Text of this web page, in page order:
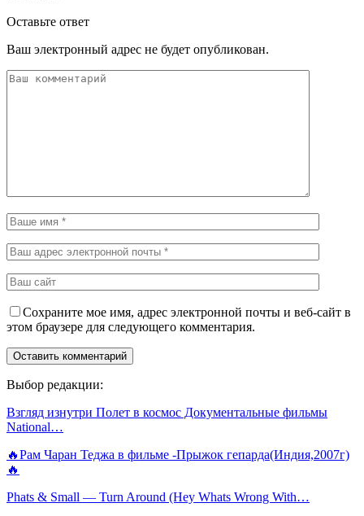
Оставьте ответ
Ваш электронный адрес не будет опубликован.
Сохраните мое имя, адрес электронной почты и веб-сайт в
этом браузере для следующего комментария.
Выбор редакции:
Взгляд изнутри Полет в космос Документальные фильмы
National…
🔥Рам Чаран Теджа в фильме -Прыжок гепарда(Индия,2007г)
🔥
Phats & Small — Turn Around (Hey Whats Wrong With…